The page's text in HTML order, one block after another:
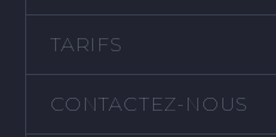
TARIFS
CONTACTEZ-NOUS